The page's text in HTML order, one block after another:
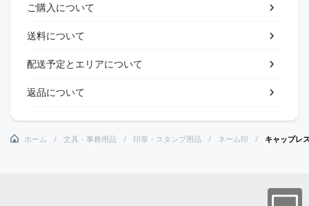
ご購入について
送料について
配送予定とエリアについて
返品について
ホーム 文具・事務用品 印章・スタンプ用品 ネーム印 キャップ